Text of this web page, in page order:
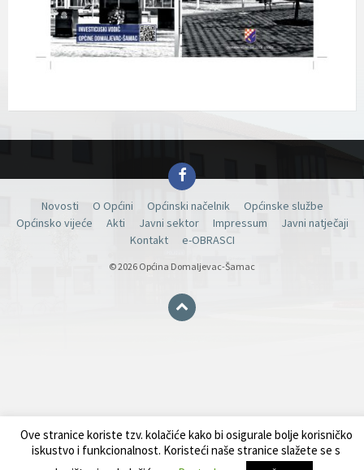
Facebook
Novosti O Općini Općinski načelnik
Općinske službe
Općinsko vijeće
Akti Javni sektor Impressum
Javni natječaji
Kontakt
e-OBRASCI
© 2026 Općina Domaljevac-Šamac
Ove stranice koriste tzv. kolačiće kako bi osigurale bolje korisničko
iskustvo i funkcionalnost. Koristeći naše stranice slažete se s